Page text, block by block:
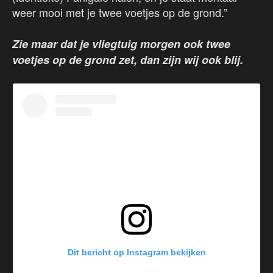
weer mooi met je twee voetjes op de grond.”
Zie maar dat je vliegtuig morgen ook twee
voetjes op de grond zet, dan zijn wij ook blij.
Dit bericht op Instagram bekijken